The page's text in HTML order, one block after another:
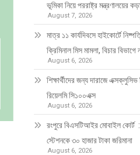
ভূমিকা নিয়ে পররাষ্ট্র মন্ত্রণালয়ের
August 7, 2026
মাত্র ১১ কার্যদিবসে হাইকোর্টে
ক্রিমিনাল মিস মামলা, বিচার
August 6, 2026
শিক্ষার্থীদের জন্য দারাজে
রিয়েলমি সি১০০এক্স
August 6, 2026
রংপুরে বিএসটিআইর মোবাইল কোর্ট
স্টেশনকে ৩০ হাজার টাকা জরিমানা
August 6, 2026